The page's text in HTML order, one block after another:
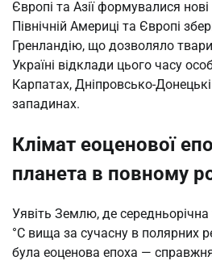
Європі та Азії формувалися нові
Північній Америці та Європі
Гренландію, що дозволяло
Україні відклади цього часу
Карпатах, Дніпровсько-
западинах.
Клімат еоценової
планета в повному
Уявіть Землю, де
°C вища за сучасну в полярних
була еоценова епоха —